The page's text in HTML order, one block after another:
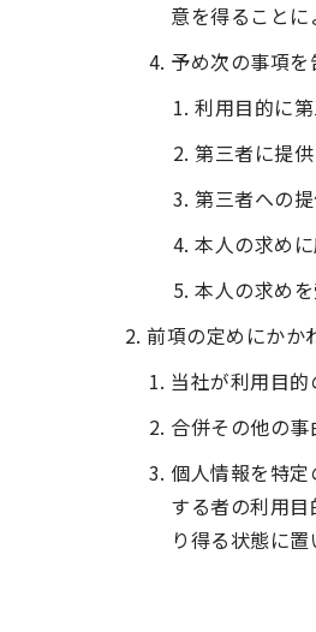
意を得ること
予め次の事項
利用目的に
第三者に提
第三者への
本人の求め
本人の求め
前項の定めにかか
当社が利用目
合併その他の
個人情報を特
する者の利用
り得る状態に